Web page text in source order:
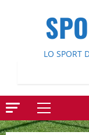
LO SPORT
Menu
principale